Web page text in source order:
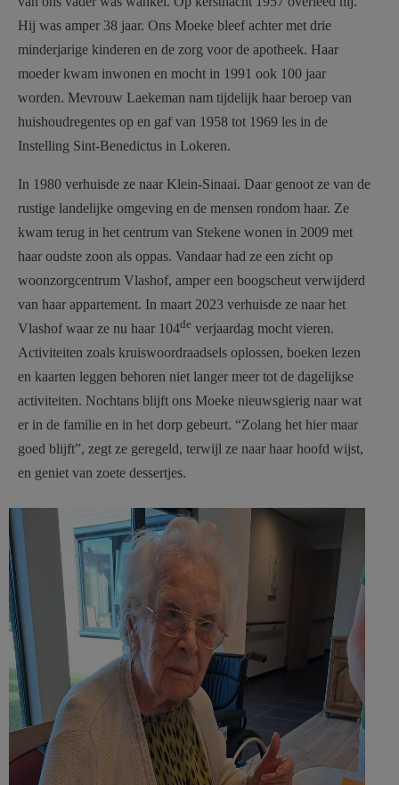
Hij was amper 38 jaar. Ons Moeke bleef achter met drie
minderjarige kinderen en de zorg voor de apotheek. Haar
moeder kwam inwonen en mocht in 1991 ook 100 jaar
worden. Mevrouw Laekeman nam tijdelijk haar beroep van
huishoudregentes op en gaf van 1958 tot 1969 les in de
Instelling Sint-Benedictus in Lokeren.
In 1980 verhuisde ze naar Klein-Sinaai. Daar genoot ze van de
rustige landelijke omgeving en de mensen rondom haar. Ze
kwam terug in het centrum van Stekene wonen in 2009 met
haar oudste zoon als oppas. Vandaar had ze een zicht op
woonzorgcentrum Vlashof, amper een boogscheut verwijderd
van haar appartement. In maart 2023 verhuisde ze naar het
Vlashof waar ze nu haar 104de verjaardag mocht vieren.
Activiteiten zoals kruiswoordraadsels oplossen, boeken lezen
en kaarten leggen behoren niet langer meer tot de dagelijkse
activiteiten. Nochtans blijft ons Moeke nieuwsgierig naar wat
er in de familie en in het dorp gebeurt. “Zolang het hier maar
goed blijft”, zegt ze geregeld, terwijl ze naar haar hoofd wijst,
en geniet van zoete dessertjes.
104 jaar bewerkt Willie Genie
mevr. Laekeman Stekene.jpg